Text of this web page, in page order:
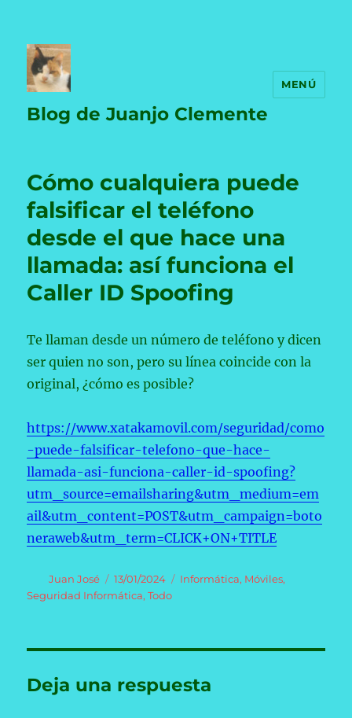
Blog de Juanjo Clemente
MENÚ
Cómo cualquiera puede
falsificar el teléfono
desde el que hace una
llamada: así funciona el
Caller ID Spoofing
Te llaman desde un número de teléfono y dicen
ser quien no son, pero su línea coincide con la
original, ¿cómo es posible?
https://www.xatakamovil.com/seguridad/como
-puede-falsificar-telefono-que-hace-
llamada-asi-funciona-caller-id-spoofing?
utm_source=emailsharing&utm_medium=em
ail&utm_content=POST&utm_campaign=boto
neraweb&utm_term=CLICK+ON+TITLE
Autor
Juan José
Publicado
el
13/01/2024 Categorías
Informática, Móviles,
Seguridad Informática,Todo
Deja una respuesta